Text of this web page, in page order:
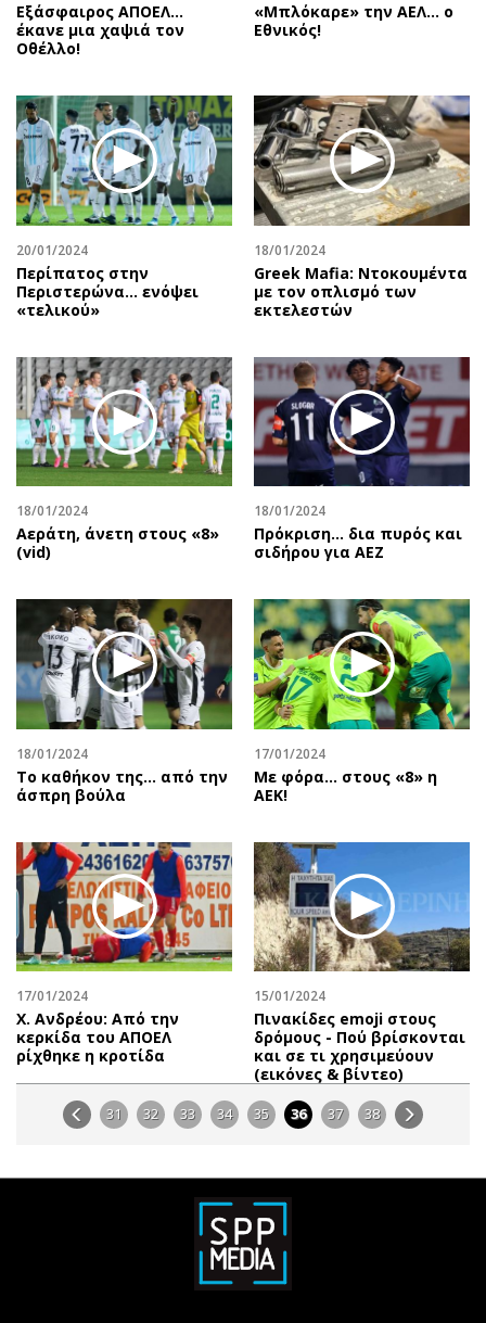
Εξάσφαιρος ΑΠΟΕΛ…
έκανε μια χαψιά τον
Οθέλλο!
«Μπλόκαρε» την ΑΕΛ… ο
Εθνικός!
20/01/2024
Περίπατος στην
Περιστερώνα… ενόψει
«τελικού»
18/01/2024
Greek Mafia: Ντοκουμέντα
με τον οπλισμό των
εκτελεστών
18/01/2024
Αεράτη, άνετη στους «8»
(vid)
18/01/2024
Πρόκριση... δια πυρός και
σιδήρου για ΑΕΖ
18/01/2024
Το καθήκον της... από την
άσπρη βούλα
17/01/2024
Με φόρα… στους «8» η
ΑΕΚ!
17/01/2024
Χ. Ανδρέου: Από την
κερκίδα του ΑΠΟΕΛ
ρίχθηκε η κροτίδα
15/01/2024
Πινακίδες emoji στους
δρόμους - Πού βρίσκονται
και σε τι χρησιμεύουν
(εικόνες & βίντεο)
31 32 33 34 35 36 37 38